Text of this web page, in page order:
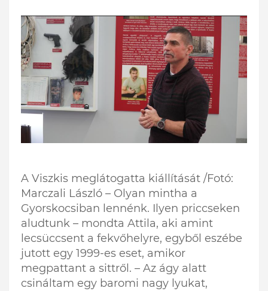
A Viszkis meglátogatta kiállítását /Fotó:
Marczali László – Olyan mintha a
Gyorskocsiban lennénk. Ilyen priccseken
aludtunk – mondta Attila, aki amint
lecsüccsent a fekvőhelyre, egyből eszébe
jutott egy 1999-es eset, amikor
megpattant a sittről. – Az ágy alatt
csináltam egy baromi nagy lyukat,